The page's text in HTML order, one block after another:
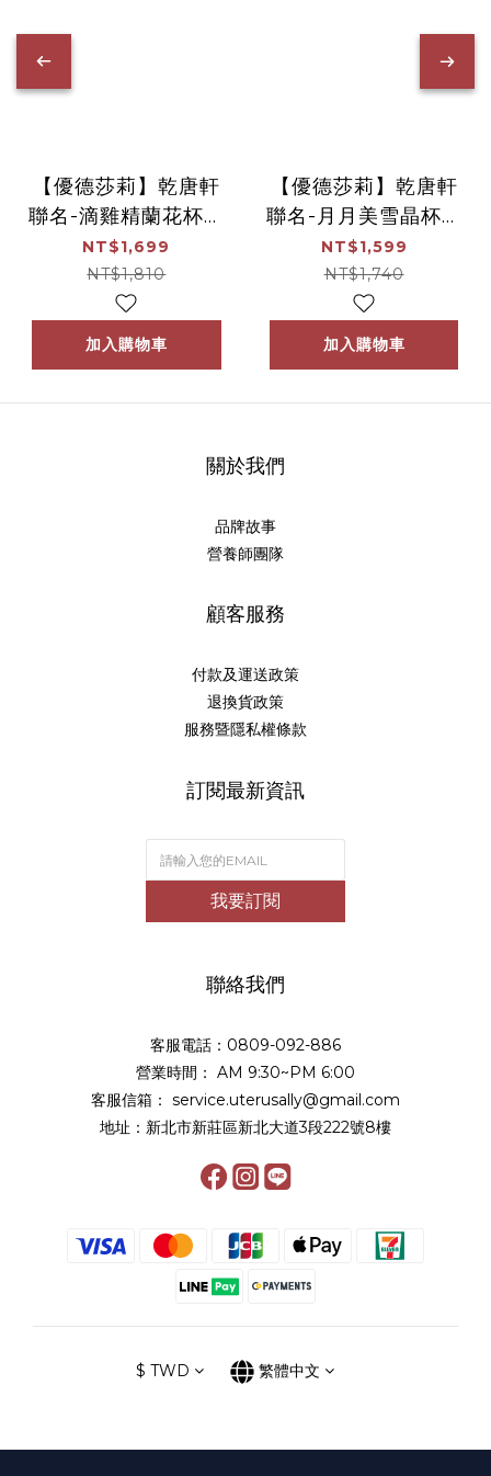
【優德莎莉】乾唐軒
聯名-滴雞精蘭花杯禮
盒
NT$1,699
NT$1,810
加入購物車
【優德莎莉】乾唐軒
聯名-月月美雪晶杯禮
盒
NT$1,599
NT$1,740
加入購物車
關於我們
品牌故事
營養師團隊
顧客服務
付款及運送政策
退換貨政策
服務暨隱私權條款
訂閱最新資訊
我要訂閱
聯絡我們
客服電話：0809-092-886
營業時間： AM 9:30~PM 6:00
客服信箱： service.uterusally@gmail.com
地址：新北市新莊區新北大道3段222號8樓
$ TWD 繁體中文